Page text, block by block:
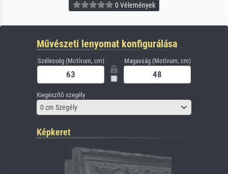
0 Vélemények
Művészeti lenyomat konfigurálása
Szélesség (Motívum, cm) Magasság (Motívum, cm)
Kiegészítő szegély
0 cm Szegély
Képkeret